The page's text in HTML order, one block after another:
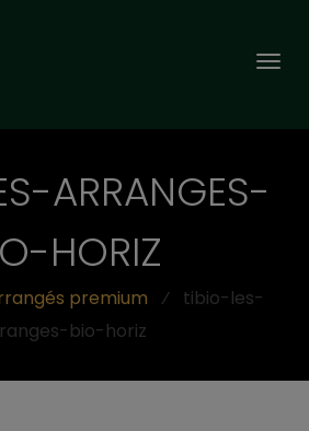
ARRANGES-
HORIZ
premium ⁄ tibio-les-
bio-horiz